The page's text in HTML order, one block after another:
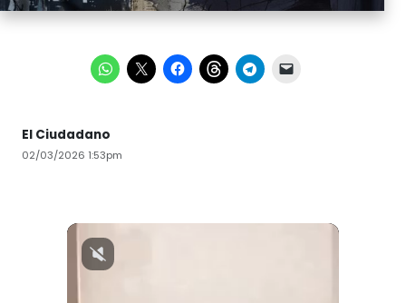
El Ciudadano
02/03/2026 1:53pm